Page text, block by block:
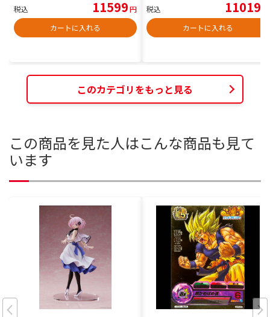
税込 11599円
カートに入れる
税込 11019
カートに入れる
このカテゴリをもっと見る
この商品を見た人はこんな商品も見て
います